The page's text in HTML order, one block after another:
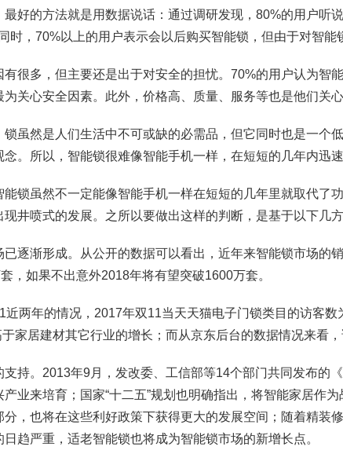
好的方法就是用数据说话：通过调研发现，80%的用户听
时，70%以上的用户表示会以后购买智能锁，但由于对智能
很多，但主要还是出于对安全的担忧。70%的用户认为智
关心安全因素。此外，价格高、质量、服务等也是他们关心
锁虽然是人们生活中不可或缺的必需品，但它同时也是一个
。所以，智能锁很难像智能手机一样，在短短的几年内迅速
锁虽然不一定能像智能手机一样在短短的几年里就取代了
井喷式的发展。之所以要做出这样的判断，是基于以下几方
已逐渐形成。从公开的数据可以看出，近年来智能锁市场的
，如果不出意外2018年将有望突破1600万套。
近两年的情况，2017年双11当天天猫电子门锁类目的访客
家居建材其它行业的增长；而从京东后台的数据情况来看
支持。2013年9月，发改委、工信部等14个部门共同发布的
业来培育；国家“十二五”规划也明确指出，将智能家居作
分，也将在这些利好政策下获得更大的发展空间；随着精装
趋严重，适老智能锁也将成为智能锁市场的新增长点。